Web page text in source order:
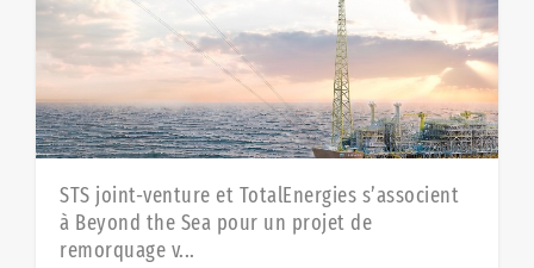
STS joint-venture et TotalEnergies s’associent
à Beyond the Sea pour un projet de
remorquage v...